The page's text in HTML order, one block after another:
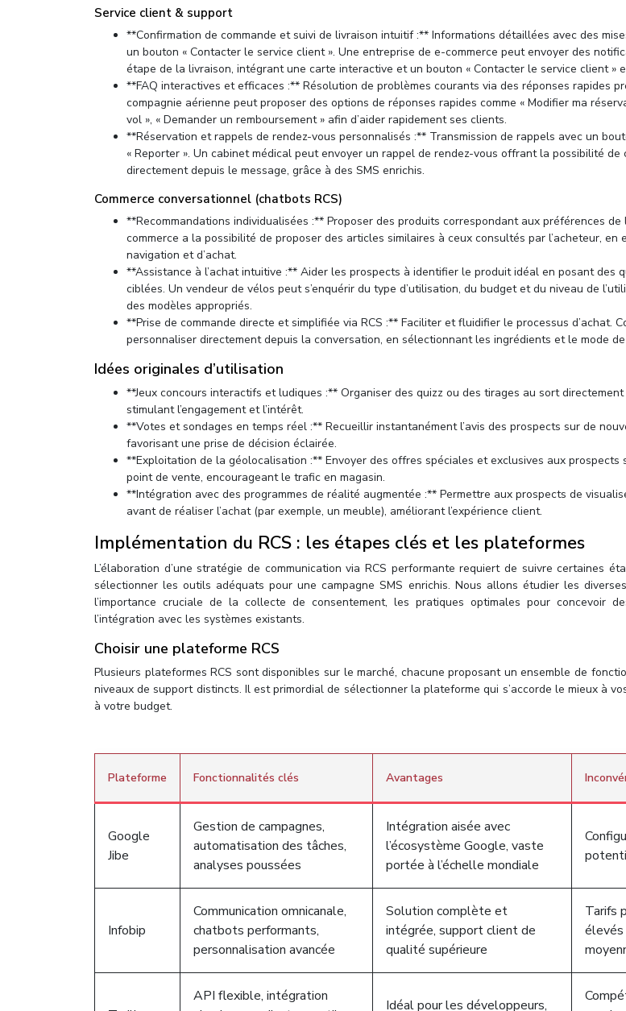
Service client & support
**Confirmation de commande et suivi de livraison intuitif :** Informations détaillées avec des
un bouton « Contacter le service client ». Une entreprise de e-commerce peut envoyer des
étape de la livraison, intégrant une carte interactive et un bouton « Contacter le service client »
**FAQ interactives et efficaces :** Résolution de problèmes courants via des réponses rapides
compagnie aérienne peut proposer des options de réponses rapides comme « Modifier ma
vol », « Demander un remboursement » afin d’aider rapidement ses clients.
**Réservation et rappels de rendez-vous personnalisés :** Transmission de rappels avec un
« Reporter ». Un cabinet médical peut envoyer un rappel de rendez-vous offrant la possibilité
directement depuis le message, grâce à des SMS enrichis.
Commerce conversationnel (chatbots RCS)
**Recommandations individualisées :** Proposer des produits correspondant aux préférences de
commerce a la possibilité de proposer des articles similaires à ceux consultés par l’acheteur, en
navigation et d’achat.
**Assistance à l’achat intuitive :** Aider les prospects à identifier le produit idéal en posant des
ciblées. Un vendeur de vélos peut s’enquérir du type d’utilisation, du budget et du niveau de
des modèles appropriés.
**Prise de commande directe et simplifiée via RCS :** Faciliter et fluidifier le processus d’achat.
personnaliser directement depuis la conversation, en sélectionnant les ingrédients et le mode
Idées originales d’utilisation
**Jeux concours interactifs et ludiques :** Organiser des quizz ou des tirages au sort directement
stimulant l’engagement et l’intérêt.
**Votes et sondages en temps réel :** Recueillir instantanément l’avis des prospects sur de
favorisant une prise de décision éclairée.
**Exploitation de la géolocalisation :** Envoyer des offres spéciales et exclusives aux prospects
point de vente, encourageant le trafic en magasin.
**Intégration avec des programmes de réalité augmentée :** Permettre aux prospects de
avant de réaliser l’achat (par exemple, un meuble), améliorant l’expérience client.
Implémentation du RCS : les étapes clés et les plateformes
L’élaboration d’une stratégie de communication via RCS performante requiert de suivre certaines
sélectionner les outils adéquats pour une campagne SMS enrichis. Nous allons étudier les
l’importance cruciale de la collecte de consentement, les pratiques optimales pour concevoir
l’intégration avec les systèmes existants.
Choisir une plateforme RCS
Plusieurs plateformes RCS sont disponibles sur le marché, chacune proposant un ensemble de
niveaux de support distincts. Il est primordial de sélectionner la plateforme qui s’accorde le mieux à
à votre budget.
Plateforme Fonctionnalités clés Avantages
Google
Jibe
Gestion de campagnes,
automatisation des tâches,
analyses poussées
Intégration aisée avec
l’écosystème Google, vaste
portée à l’échelle mondiale
Infobip
Communication omnicanale,
chatbots performants,
personnalisation avancée
Solution complète et
intégrée, support client de
qualité supérieure
Tarifs
API flexible, intégration
Idéal pour les développeurs,